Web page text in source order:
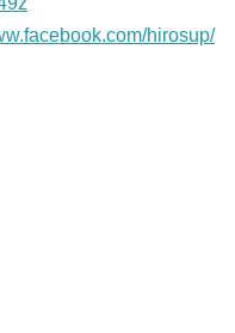
hirosup/